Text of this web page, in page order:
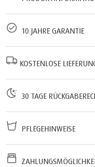
10 JAHRE GARANTIE
KOSTENLOSE
30 TAGE
PFLEGEHINWEISE